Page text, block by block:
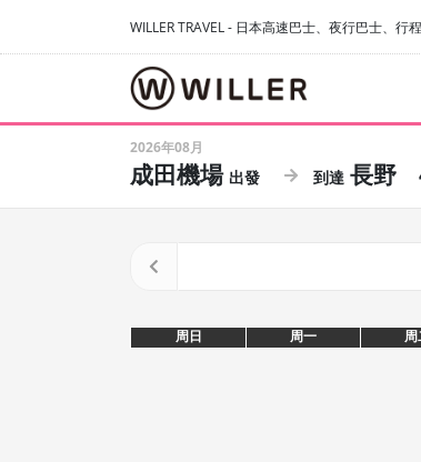
WILLER TRAVEL - 日本高速巴士、夜行巴士、行
2026年08月
成田機場 長野
周日 周一